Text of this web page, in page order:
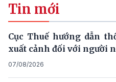
Tin mới
Cục Thuế hướng dẫn
xuất cảnh đối với người
07/08/2026